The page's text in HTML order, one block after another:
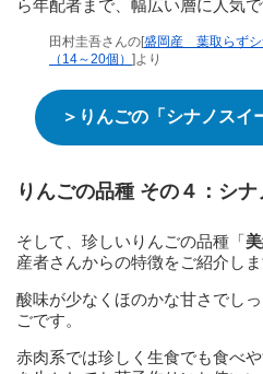
ら年配者まで、幅広い層に人気で
田村圭吾さんの[盛岡産 葉取らずシ
（14～20個） ]より
＞りんごの「シナノスイ
りんごの品種 その４：シ
そして、珍しいりんごの品種「
産者さんからの特徴をご紹介しま
酸味が少なくほのかな甘さでし
ごです。
赤肉系では珍しく生食でも食べ